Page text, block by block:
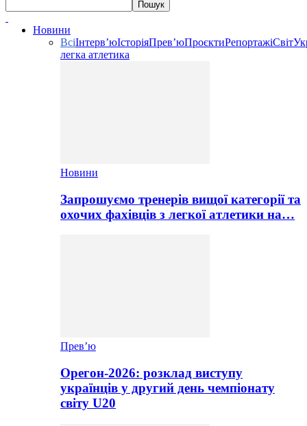
Новини
ВсіІнтерв’юІсторіяПрев’юПроєктиРепортажіСвіт
легка атлетика
Новини
Запрошуємо тренерів вищої категорії та
охочих фахівців з легкої атлетики на…
Прев’ю
Орегон-2026: розклад виступу
українців у другий день чемпіонату
світу U20